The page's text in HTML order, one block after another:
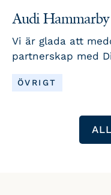
Audi
Vi är glada att
partnerskap med
Sjöstad.
ÖVRIGT
LÄS MER